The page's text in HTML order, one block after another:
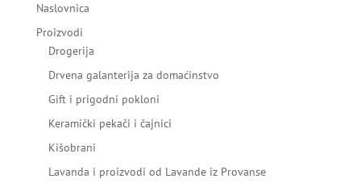
Naslovnica
Proizvodi
Drogerija
Drvena galanterija za domaćinstvo
Gift i prigodni pokloni
Keramički pekači i čajnici
Kišobrani
Lavanda i proizvodi od Lavande iz Provanse